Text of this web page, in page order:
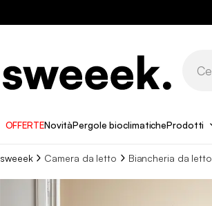
OFFERTENovitàPergole bioclimaticheProdotti
sweeek Camera da letto Biancheria da letto